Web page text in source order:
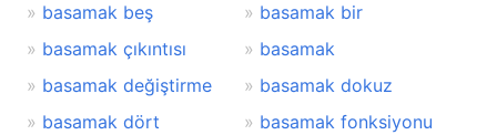
basamak beş
basamak bir
basamak çıkıntısı
basamak
basamak değiştirme
basamak dokuz
basamak dört
basamak fonksiyonu